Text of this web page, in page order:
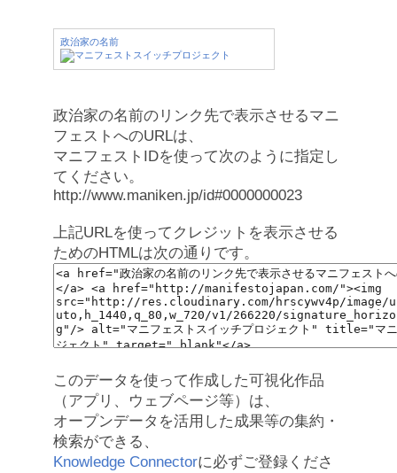
政治家の名前
政治家の名前のリンク先で表示させるマニ
フェストへのURLは、
マニフェストIDを使って次のように指定し
てください。
http://www.maniken.jp/id#0000000023
上記URLを使ってクレジットを表示させる
ためのHTMLは次の通りです。
このデータを使って作成した可視化作品
（アプリ、ウェブページ等）は、
オープンデータを活用した成果等の集約・
検索ができる、
Knowledge Connectorに必ずご登録くださ